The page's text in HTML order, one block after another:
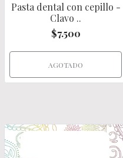
Pasta dental con cepillo -
Clavo ..
$7.500
AGOTADO